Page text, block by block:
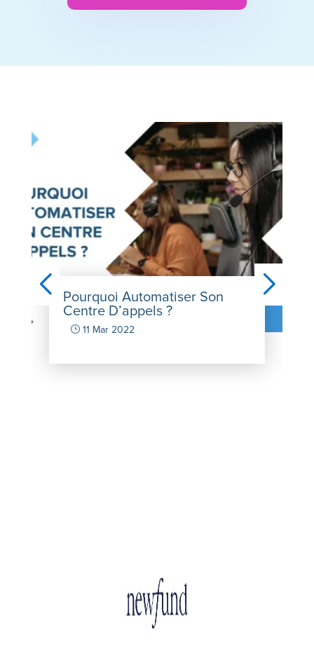
Pourquoi Automatiser Son
Centre D’appels ?
}11 Mar 2022